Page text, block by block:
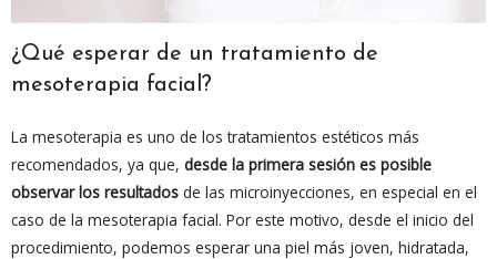
¿Qué esperar de un tratamiento de
mesoterapia facial?
La mesoterapia es uno de los tratamientos estéticos más
recomendados, ya que, desde la primera sesión es posible
observar los resultados de las microinyecciones, en especial en el
caso de la mesoterapia facial. Por este motivo, desde el inicio del
procedimiento, podemos esperar una piel más joven, hidratada,